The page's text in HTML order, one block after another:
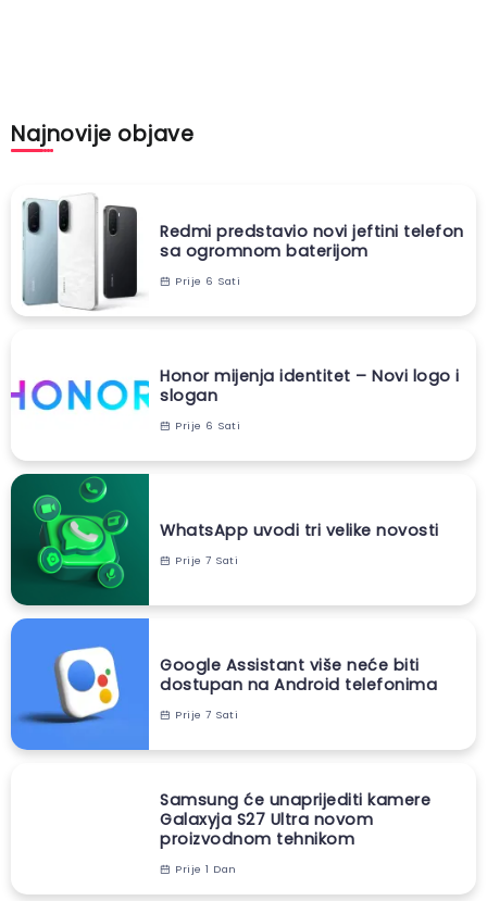
Najnovije objave
Redmi predstavio novi jeftini telefon
sa ogromnom baterijom
Prije 6 Sati
Honor mijenja identitet – Novi logo i
slogan
Prije 6 Sati
WhatsApp uvodi tri velike novosti
Prije 7 Sati
Google Assistant više neće biti
dostupan na Android telefonima
Prije 7 Sati
Samsung će unaprijediti kamere
Galaxyja S27 Ultra novom
proizvodnom tehnikom
Prije 1 Dan